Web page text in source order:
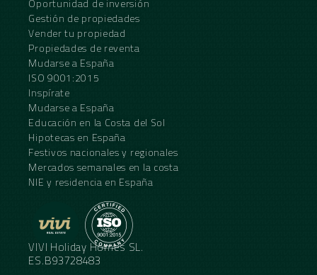
Oportunidad de inversión
Gestión de propiedades
Vender tu propiedad
Propiedades de reventa
Mudarse a España
ISO 9001:2015
Inspírate
Mudarse a España
Educación en la Costa del Sol
Hipotecas en España
Festivos nacionales y regionales
Mercados semanales en la costa
NIE y residencia en España
VIVI Holiday Homes SL.
ES.B93728483